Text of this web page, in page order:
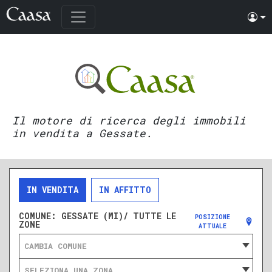
Il motore di ricerca degli immobili
in vendita a Gessate.
IN VENDITA IN AFFITTO
COMUNE: GESSATE (MI)/ TUTTE LE
ZONE
POSIZIONE
ATTUALE
CAMBIA COMUNE